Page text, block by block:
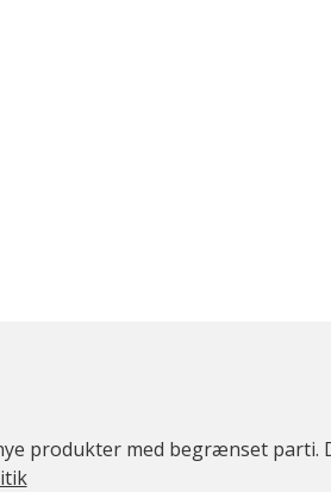
produkter med begrænset parti.